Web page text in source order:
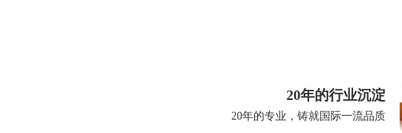
20年的行业沉淀
20年的专业，铸就国际一流品质